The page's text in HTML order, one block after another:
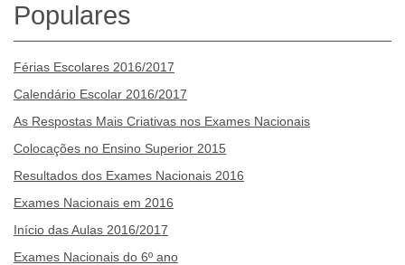
Populares
Férias Escolares 2016/2017
Calendário Escolar 2016/2017
As Respostas Mais Criativas nos Exames Nacionais
Colocações no Ensino Superior 2015
Resultados dos Exames Nacionais 2016
Exames Nacionais em 2016
Início das Aulas 2016/2017
Exames Nacionais do 6º ano